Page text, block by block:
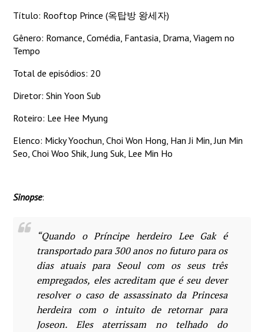
Título: Rooftop Prince (옥탑방 왕세자)
Gênero: Romance, Comédia, Fantasia, Drama, Viagem no
Tempo
Total de episódios: 20
Diretor: Shin Yoon Sub
Roteiro: Lee Hee Myung
Elenco: Micky Yoochun, Choi Won Hong, Han Ji Min, Jun Min
Seo, Choi Woo Shik, Jung Suk, Lee Min Ho
Sinopse:
“Quando o Príncipe herdeiro Lee Gak é
transportado para 300 anos no futuro para os
dias atuais para Seoul com os seus três
empregados, eles acreditam que é seu dever
resolver o caso de assassinato da Princesa
herdeira com o intuito de retornar para
Joseon. Eles aterrissam no telhado do